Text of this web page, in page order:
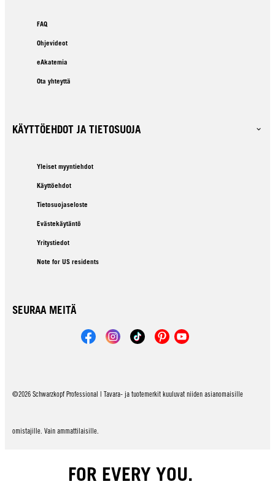
FAQ
Ohjevideot
eAkatemia
Ota yhteyttä
KÄYTTÖEHDOT JA TIETOSUOJA
Yleiset myyntiehdot
Käyttöehdot
Tietosuojaseloste
Evästekäytäntö
Yritystiedot
Note for US residents
SEURAA MEITÄ
©2026 Schwarzkopf Professional | Tavara- ja tuotemerkit kuuluvat niiden asianomaisille
omistajille. Vain ammattilaisille.
FOR EVERY YOU.